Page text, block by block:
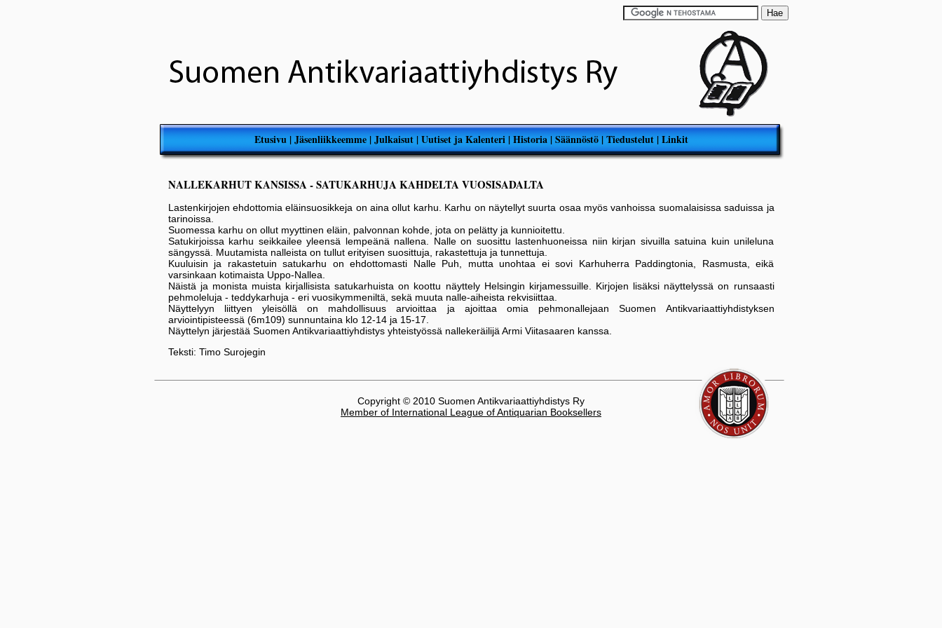
Etusivu|Jäsenliikkeemme|Julkaisut|Uutiset ja Kalenteri|Historia|Säännöstö|Tiedustelut|Linkit
NALLEKARHUT KANSISSA - SATUKARHUJA KAHDELTA VUOSISADALTA
Lastenkirjojen ehdottomia eläinsuosikkeja on aina ollut karhu. Karhu on näytellyt suurta osaa myös vanhoissa suomalaisissa saduissa ja
tarinoissa.
Suomessa karhu on ollut myyttinen eläin, palvonnan kohde, jota on pelätty ja kunnioitettu.
Satukirjoissa karhu seikkailee yleensä lempeänä nallena. Nalle on suosittu lastenhuoneissa niin kirjan sivuilla satuina kuin unileluna
sängyssä. Muutamista nalleista on tullut erityisen suosittuja, rakastettuja ja tunnettuja.
Kuuluisin ja rakastetuin satukarhu on ehdottomasti Nalle Puh, mutta unohtaa ei sovi Karhuherra Paddingtonia, Rasmusta, eikä
varsinkaan kotimaista Uppo-Nallea.
Näistä ja monista muista kirjallisista satukarhuista on koottu näyttely Helsingin kirjamessuille. Kirjojen lisäksi näyttelyssä on runsaasti
pehmoleluja - teddykarhuja - eri vuosikymmeniltä, sekä muuta nalle-aiheista rekvisiittaa.
Näyttelyyn liittyen yleisöllä on mahdollisuus arvioittaa ja ajoittaa omia pehmonallejaan Suomen Antikvariaattiyhdistyksen
arviointipisteessä (6m109) sunnuntaina klo 12-14 ja 15-17.
Näyttelyn järjestää Suomen Antikvariaattiyhdistys yhteistyössä nallekeräilijä Armi Viitasaaren kanssa.
Teksti: Timo Surojegin
Copyright © 2010 Suomen Antikvariaattiyhdistys Ry
Member of International League of Antiquarian Booksellers